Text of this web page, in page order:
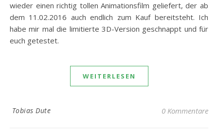
wieder einen richtig tollen Animationsfilm geliefert, der ab
dem 11.02.2016 auch endlich zum Kauf bereitsteht. Ich
habe mir mal die limitierte 3D-Version geschnappt und für
euch getestet.
WEITERLESEN
Tobias Dute 0 Kommentare